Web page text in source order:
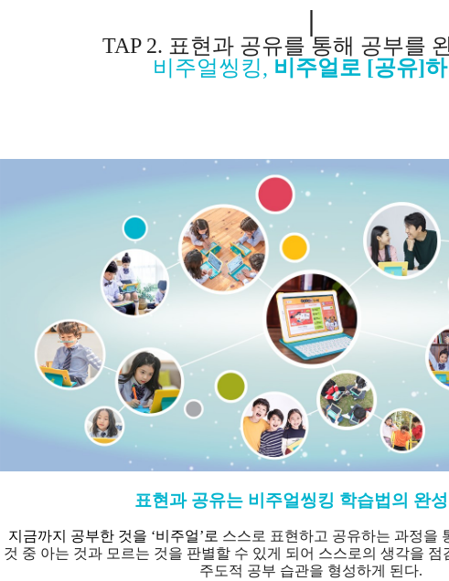
|
TAP 2. 표현과 공유를 통해 공부를
비주얼씽킹, 비주얼로 [공유]
표현과 공유는 비주얼씽킹 학습법의 완
지금까지 공부한 것을 ‘비주얼’로 스스로 표현하고 공유하는 과정을
것 중 아는 것과 모르는 것을 판별할 수 있게 되어 스스로의 생각을 점
주도적 공부 습관을 형성하게 된다.